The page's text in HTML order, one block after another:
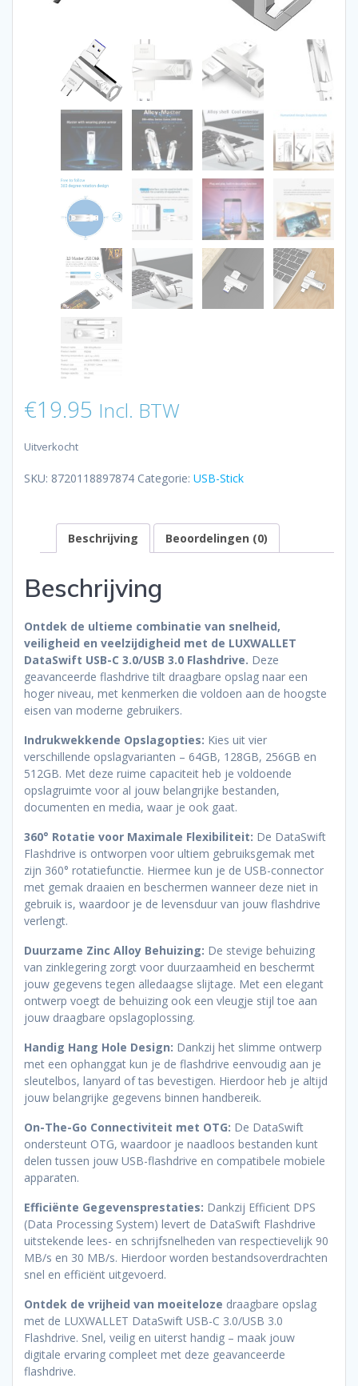
€19.95 Incl. BTW
Uitverkocht
SKU: 8720118897874 Categorie: USB-Stick
Beschrijving Beoordelingen (0)
Beschrijving
Ontdek de ultieme combinatie van snelheid,
veiligheid en veelzijdigheid met de LUXWALLET
DataSwift USB-C 3.0/USB 3.0 Flashdrive. Deze
geavanceerde flashdrive tilt draagbare opslag naar een
hoger niveau, met kenmerken die voldoen aan de hoogste
eisen van moderne gebruikers.
Indrukwekkende Opslagopties: Kies uit vier
verschillende opslagvarianten – 64GB, 128GB, 256GB en
512GB. Met deze ruime capaciteit heb je voldoende
opslagruimte voor al jouw belangrijke bestanden,
documenten en media, waar je ook gaat.
360° Rotatie voor Maximale Flexibiliteit: De DataSwift
Flashdrive is ontworpen voor ultiem gebruiksgemak met
zijn 360° rotatiefunctie. Hiermee kun je de USB-connector
met gemak draaien en beschermen wanneer deze niet in
gebruik is, waardoor je de levensduur van jouw flashdrive
verlengt.
Duurzame Zinc Alloy Behuizing: De stevige behuizing
van zinklegering zorgt voor duurzaamheid en beschermt
jouw gegevens tegen alledaagse slijtage. Met een elegant
ontwerp voegt de behuizing ook een vleugje stijl toe aan
jouw draagbare opslagoplossing.
Handig Hang Hole Design: Dankzij het slimme ontwerp
met een ophanggat kun je de flashdrive eenvoudig aan je
sleutelbos, lanyard of tas bevestigen. Hierdoor heb je altijd
jouw belangrijke gegevens binnen handbereik.
On-The-Go Connectiviteit met OTG: De DataSwift
ondersteunt OTG, waardoor je naadloos bestanden kunt
delen tussen jouw USB-flashdrive en compatibele mobiele
apparaten.
Efficiënte Gegevensprestaties: Dankzij Efficient DPS
(Data Processing System) levert de DataSwift Flashdrive
uitstekende lees- en schrijfsnelheden van respectievelijk 90
MB/s en 30 MB/s. Hierdoor worden bestandsoverdrachten
snel en efficiënt uitgevoerd.
Ontdek de vrijheid van moeiteloze draagbare opslag
met de LUXWALLET DataSwift USB-C 3.0/USB 3.0
Flashdrive. Snel, veilig en uiterst handig – maak jouw
digitale ervaring compleet met deze geavanceerde
flashdrive.